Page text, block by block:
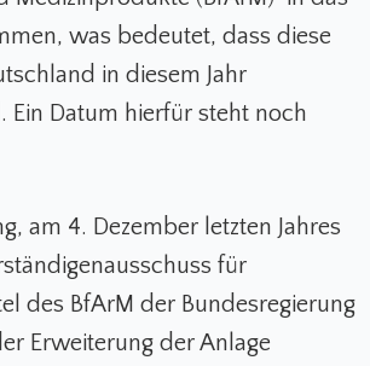
was bedeutet, dass diese
in diesem Jahr
Ein Datum hierfür steht noch
am 4. Dezember letzten Jahres
für
des BfArM der Bundesregierung
Erweiterung der Anlage